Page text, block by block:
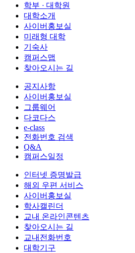
학부 · 대학원
대학소개
사이버홍보실
미래형 대학
기숙사
캠퍼스맵
찾아오시는 길
공지사항
사이버홍보실
그룹웨어
다코다스
e-class
전화번호 검색
Q&A
캠퍼스일정
인터넷 증명발급
해외 우편 서비스
사이버홍보실
학사캘린더
교내 온라인콘텐츠
찾아오시는 길
교내전화번호
대학기구